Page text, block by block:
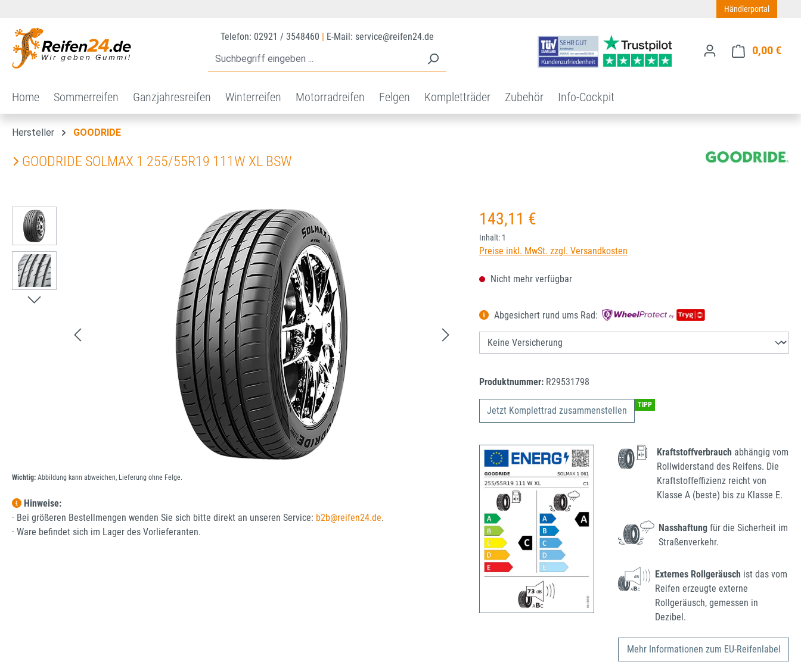
Händlerportal
Telefon: 02921 / 3548460 E-Mail: service@reifen24.de
0,00 €
Home Sommerreifen Ganzjahresreifen Winterreifen Motorradreifen Felgen Kompletträder Zubehör Info-Cockpit
Hersteller GOODRIDE
GOODRIDE SOLMAX 1 255/55R19 111W XL BSW
Bildergalerie überspringen
Wichtig: Abbildung kann abweichen, Lieferung ohne Felge.
Hinweise:
· Bei größeren Bestellmengen wenden Sie sich bitte direkt an unseren Service: b2b@reifen24.de.
· Ware befindet sich im Lager des Vorlieferanten.
Regulärer Preis:
143,11 €
Inhalt: 1
Preise inkl. MwSt. zzgl. Versandkosten
Nicht mehr verfügbar
Abgesichert rund ums Rad:
Produktnummer: R29531798
Jetzt Komplettrad zusammenstellen TIPP
Kraftstoffverbrauch abhängig vom
Rollwiderstand des Reifens. Die
Kraftstoffeffizienz reicht von
Klasse A (beste) bis zu Klasse E.
Nasshaftung für die Sicherheit im
Straßenverkehr.
Externes Rollgeräusch ist das vom
Reifen erzeugte externe
Rollgeräusch, gemessen in
Dezibel.
Mehr Informationen zum EU-Reifenlabel